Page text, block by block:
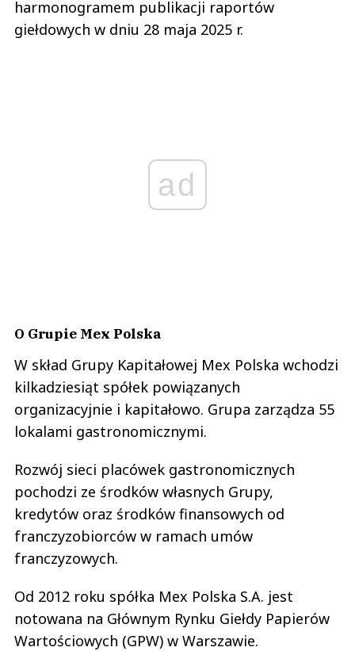
harmonogramem publikacji raportów
giełdowych w dniu 28 maja 2025 r.
ad
O Grupie Mex Polska
W skład Grupy Kapitałowej Mex Polska wchodzi
kilkadziesiąt spółek powiązanych
organizacyjnie i kapitałowo. Grupa zarządza 55
lokalami gastronomicznymi.
Rozwój sieci placówek gastronomicznych
pochodzi ze środków własnych Grupy,
kredytów oraz środków finansowych od
franczyzobiorców w ramach umów
franczyzowych.
Od 2012 roku spółka Mex Polska S.A. jest
notowana na Głównym Rynku Giełdy Papierów
Wartościowych (GPW) w Warszawie.